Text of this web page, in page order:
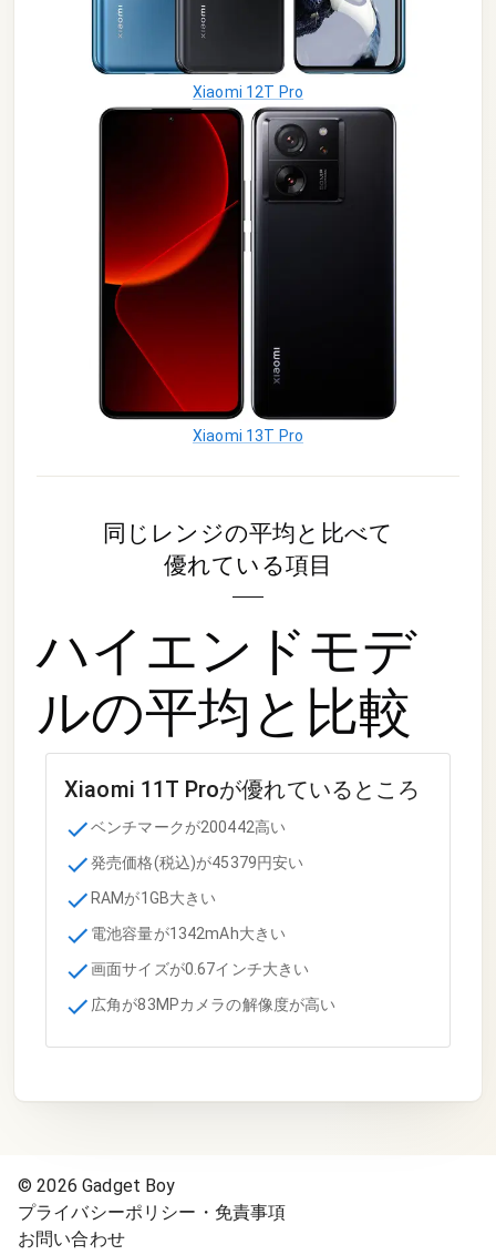
Xiaomi 12T Pro
Xiaomi 13T Pro
同じレンジの平均と比べて
優れている項目
ハイエンドモデ
ルの平均と比較
Xiaomi 11T Proが優れているところ
ベンチマークが200442高い
発売価格(税込)が45379円安い
RAMが1GB大きい
電池容量が1342mAh大きい
画面サイズが0.67インチ大きい
広角が83MPカメラの解像度が高い
©2026 Gadget Boy
プライバシーポリシー・免責事項
お問い合わせ